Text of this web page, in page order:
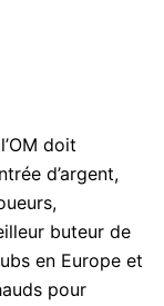
doit
d’argent,
buteur de
en Europe et
pour